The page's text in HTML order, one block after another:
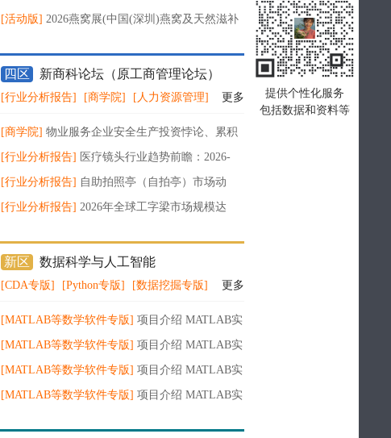
量披
读释义资料合集（人文社会经济历史艺术小说
[活动版] 2026燕窝展(中国(深圳)燕窝及天然滋补
四区 新商科论坛（原工商管理论坛）
[行业分析报告] [商学院] [人力资源管理] 更多
[商学院] 物业服务企业安全生产投资悖论、 累积
风险及破解之道
[行业分析报告] 医疗镜头行业趋势前瞻：2026-
2032年CAGR达5.6%，2025至2032年规模稳步增
长
[行业分析报告] 自助拍照亭（自拍亭）市场动
态：2026-2032年复合增长7.8%，2032年规模将突
[行业分析报告] 2026年全球工字梁市场规模达
业持续增长
新区 数据科学与人工智能
[CDA专版] [Python专版] [数据挖掘专版] 更多
[MATLAB等数学软件专版] 项目介绍 MATLAB实
现基于时空图卷积网络（ST-GCN）进行故障诊断
分类预测（含模型描述及部分示例代码）
[MATLAB等数学软件专版] 项目介绍 MATLAB实
现基于UKF-SVR 无迹卡尔曼滤波（UKF）结合支
持向量回归（SVR）进行股票价格预测（含模型
[MATLAB等数学软件专版] 项目介绍 MATLAB实
现基于STK-XGB 堆叠集成（STK）结合极端梯度
[MATLAB等数学软件专版] 项目介绍 MATLAB实
提供个性化服务
包括数据和资料等